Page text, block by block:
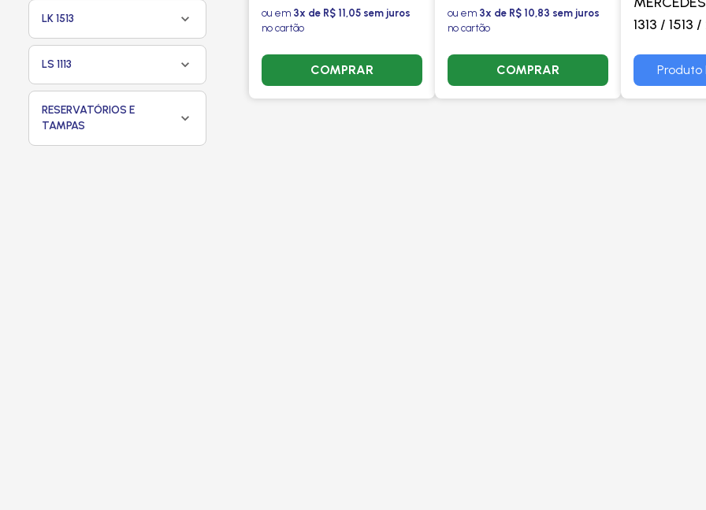
LK 1513
LS 1113
RESERVATÓRIOS E
TAMPAS
ou em 3x de R$ 11,05 sem juros
no cartão
COMPRAR
ou em 3x de R$ 10,83 sem juros
no cartão
COMPRAR
1313 / 1513
GONEL
Produto